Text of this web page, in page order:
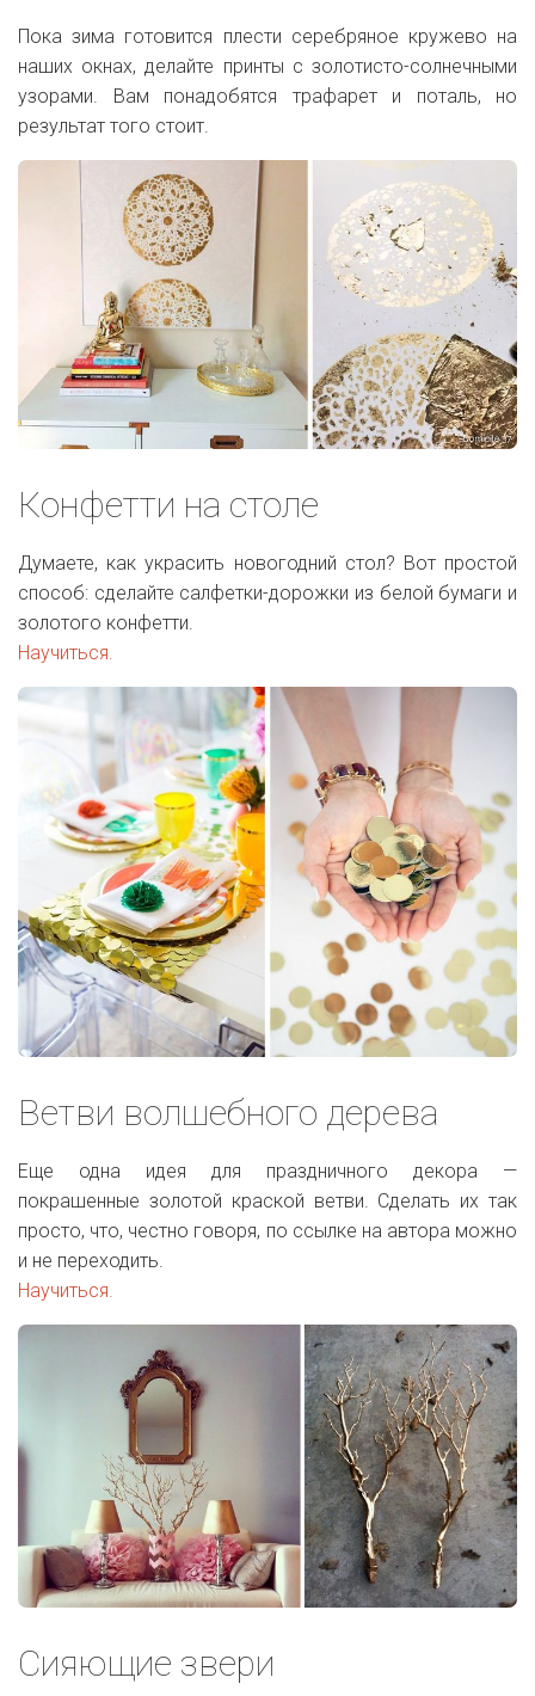
Пока зима готовится плести серебряное кружево на
наших окнах, делайте принты с золотисто-солнечными
узорами. Вам понадобятся трафарет и поталь, но
результат того стоит.
Конфетти на столе
Думаете, как украсить новогодний стол? Вот простой
способ: сделайте салфетки-дорожки из белой бумаги и
золотого конфетти.
Научиться.
Ветви волшебного дерева
Еще одна идея для праздничного декора —
покрашенные золотой краской ветви. Сделать их так
просто, что, честно говоря, по ссылке на автора можно
и не переходить.
Научиться.
Сияющие звери